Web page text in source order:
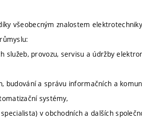
všeobecným znalostem
služeb, provozu, servisu a údržby
budování a správu informačních a
systémy,
v obchodních a dalších